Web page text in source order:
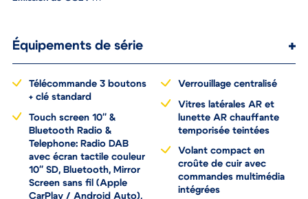
Équipements de série
Télécommande 3 boutons
Touch screen 10'' &
Bluetooth Radio &
Telephone: Radio DAB
avec écran tactile couleur
10'' SD, Bluetooth, Mirror
Screen sans fil (Apple
Vitres latérales AR et
lunette AR chauffante
Volant compact en
croûte de cuir avec
commandes multimédia